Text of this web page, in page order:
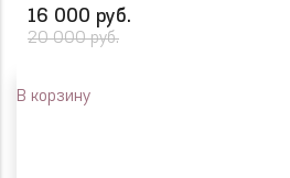
16 000 руб.
20 000 руб.
В корзину